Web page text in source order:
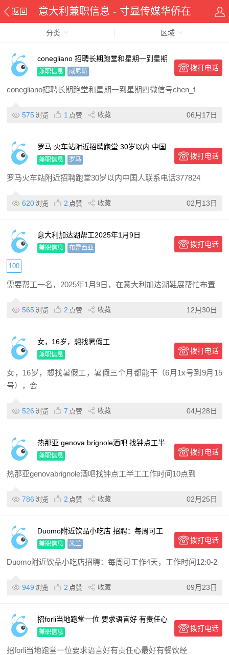
返回 意大利兼职信息 - 寸显传媒华侨在
分类 区域
conegliano 招聘长期跑堂和星期一到星期
四
兼职信息 威尼斯 拨打电话
conegliano招聘长期跑堂和星期一到星期四微信号chen_f
575 浏览 1 点赞 收藏 06月17日
罗马 火车站附近招聘跑堂 30岁以内 中国
人
兼职信息 罗马 拨打电话
罗马火车站附近招聘跑堂30岁以内中国人联系电话377824
620浏览 2 点赞 收藏 02月13日
意大利加达湖帮工2025年1月9日
兼职信息 布雷西亚 拨打电话
100
需要帮工一名，2025年1月9日，在意大利加达湖鞋展帮忙布置
565 浏览 2 点赞 收藏 12月30日
女，16岁，想找暑假工
兼职信息 拨打电话
女，16岁，想找暑假工，暑假三个月都能干（6月1x号到9月15
号），会
526 浏览 7 点赞 收藏 04月28日
热那亚 genova brignole酒吧 找钟点工半
工
兼职信息 拨打电话
热那亚genovabrignole酒吧找钟点工半工工作时间10点到
786 浏览 2 点赞 收藏 02月25日
Duomo附近饮品小吃店 招聘：每周可工
作4天，工作时间12:0-21:00【岗位要求】
兼职信息 米兰 拨打电话
Duomo附近饮品小吃店招聘：每周可工作4天，工作时间12:0-2
949 浏览 2 点赞 收藏 09月23日
招forli当地跑堂一位 要求语言好 有责任心
最好有餐饮经验 同事好相处都是年轻人
备居留 学
兼职信息 拨打电话
招forli当地跑堂一位要求语言好有责任心最好有餐饮经